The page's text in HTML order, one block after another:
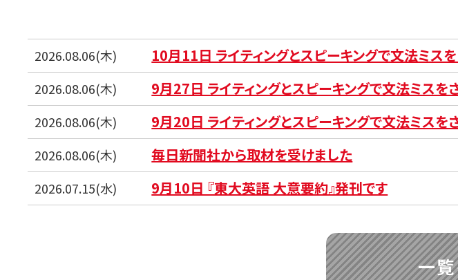
2026.08.06(木) 10月11日 ライティングとスピーキングで文法ミスを
2026.08.06(木) 9月27日 ライティングとスピーキングで文法ミスを
2026.08.06(木) 9月20日 ライティングとスピーキングで文法ミスを
2026.08.06(木) 毎日新聞社から取材を受けました
2026.07.15(水) 9月10日 『東大英語 大意要約』発刊です
一